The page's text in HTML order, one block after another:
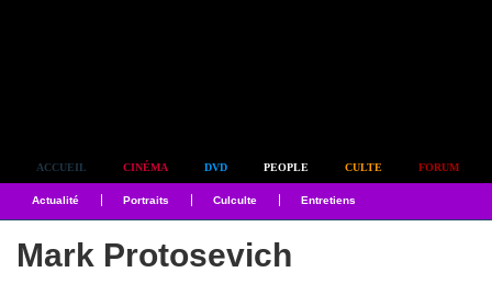
ACCUEIL CINÉMA DVD PEOPLE CULTE FORUM
Actualité Portraits Culculte Entretiens
Mark Protosevich